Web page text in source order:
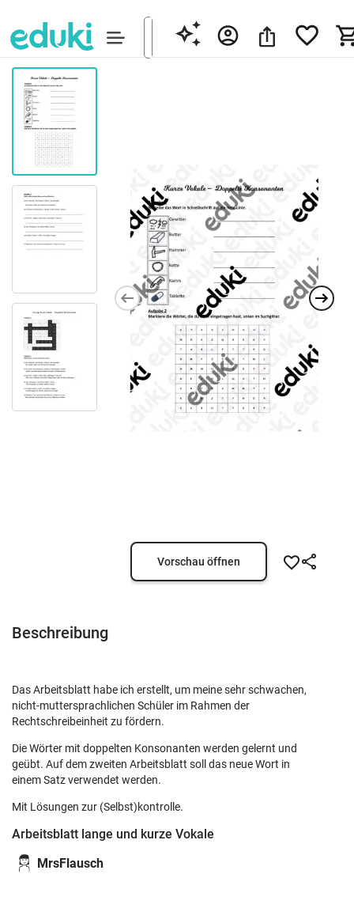
Vorschau öffnen
Beschreibung
Das Arbeitsblatt habe ich erstellt, um meine sehr schwachen,
nicht-muttersprachlichen Schüler im Rahmen der
Rechtschreibeinheit zu fördern.
Die Wörter mit doppelten Konsonanten werden gelernt und
geübt. Auf dem zweiten Arbeitsblatt soll das neue Wort in
einem Satz verwendet werden.
Mit Lösungen zur (Selbst)kontrolle.
Arbeitsblatt lange und kurze Vokale
MrsFlausch